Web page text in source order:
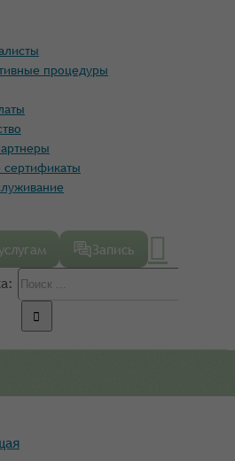
процедуры
Запись